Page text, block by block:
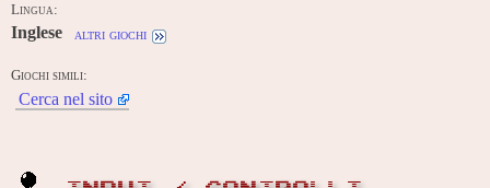
Lingua:
Inglese altri giochi
Giochi simili:
Cerca nel sito